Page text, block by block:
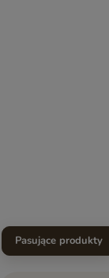
Pasujące produkty